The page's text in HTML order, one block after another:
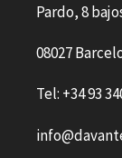
Pardo, 8
08027
Tel: +34 93